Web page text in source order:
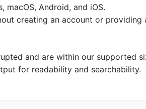
macOS, Android, and iOS.
creating an account or providing
and are within our supported
for readability and searchability.